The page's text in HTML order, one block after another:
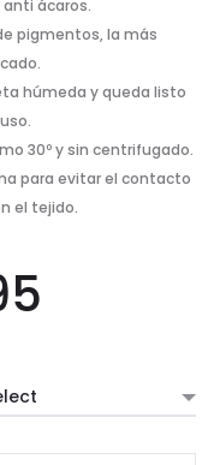
ácaros.
pigmentos, la más
húmeda y queda listo
30º y sin centrifugado.
para evitar el contacto
el tejido.